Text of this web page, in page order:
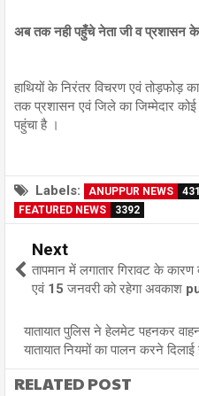
अब तक नही पहुँचे नेता जी व प्रशासन
हाथियों के निरंतर विचरण एवं तोड़फोड़
तक प्रशासन एवं जिले का जिम्मेदार
पहुंचा है ।
Labels: ANUPPUR NEWS
FEATURED NEWS
3392
Next
तापमान में लगातार गिरावट के
एवं 15 जनवरी को रहेगा अवकाश
यातायात पुलिस ने हेलमेट पहनकर
यातायात नियमों का पालन करने
RELATED POST